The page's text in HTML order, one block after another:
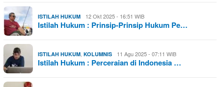
ISTILAH HUKUM 12 Okt 2025 - 16:51 WIB
Istilah Hukum : Prinsip-Prinsip Hukum Pe…
ISTILAH HUKUM, KOLUMNIS 11 Agu 2025 - 07:11 WIB
Istilah Hukum : Perceraian di Indonesia …